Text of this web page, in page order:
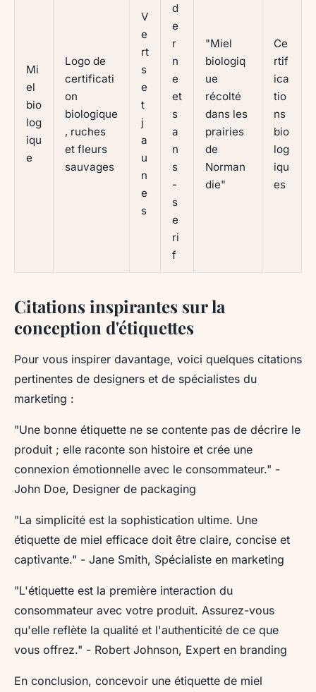
Mi
el
bio
log
iqu
e
Logo de
certificati
on
biologique
, ruches
et fleurs
sauvages
V
e
rt
s
e
t
j
a
u
n
e
s
d
e
r
n
e
et
s
a
n
s
-
s
e
ri
f
"Miel
biologiq
ue
récolté
dans les
prairies
de
Norman
die"
Ce
rtif
ica
tio
ns
bio
log
iqu
es
Citations inspirantes sur la
conception d'étiquettes
Pour vous inspirer davantage, voici quelques citations
pertinentes de designers et de spécialistes du
marketing :
"Une bonne étiquette ne se contente pas de décrire le
produit ; elle raconte son histoire et crée une
connexion émotionnelle avec le consommateur." -
John Doe, Designer de packaging
"La simplicité est la sophistication ultime. Une
étiquette de miel efficace doit être claire, concise et
captivante." - Jane Smith, Spécialiste en marketing
"L'étiquette est la première interaction du
consommateur avec votre produit. Assurez-vous
qu'elle reflète la qualité et l'authenticité de ce que
vous offrez." - Robert Johnson, Expert en branding
En conclusion, concevoir une étiquette de miel